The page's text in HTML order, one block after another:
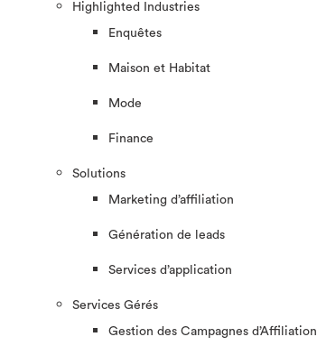
Highlighted Industries
Enquêtes
Maison et Habitat
Mode
Finance
Solutions
Marketing d’affiliation
Génération de leads
Services d’application
Services Gérés
Gestion des Campagnes d’Affiliation​